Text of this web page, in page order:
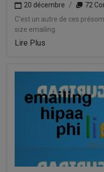
20 décembre
72
C'est un autre de ces
size emailing.
Lire Plus